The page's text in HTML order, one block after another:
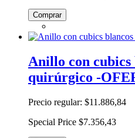
Comprar
Anillo con cubics
quirúrgico -
Precio regular: $11.886,84
Special Price $7.356,43